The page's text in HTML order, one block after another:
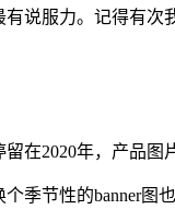
服力。记得有
在2020年，产品图
节性的banner图